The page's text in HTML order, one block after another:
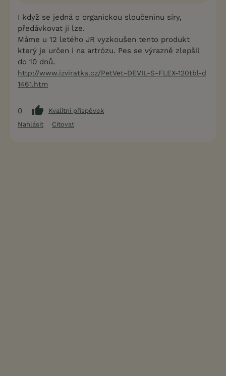
I když se jedná o organickou sloučeninu síry,
předávkovat ji lze.
Máme u 12 letého JR vyzkoušen tento produkt
který je určen i na artrózu. Pes se výrazně zlepšil
do 10 dnů.
http://www.izviratka.cz/PetVet-DEVIL-S-FLEX-120tbl-d
1461.htm
0
Kvalitní příspěvek
Nahlásit
Citovat